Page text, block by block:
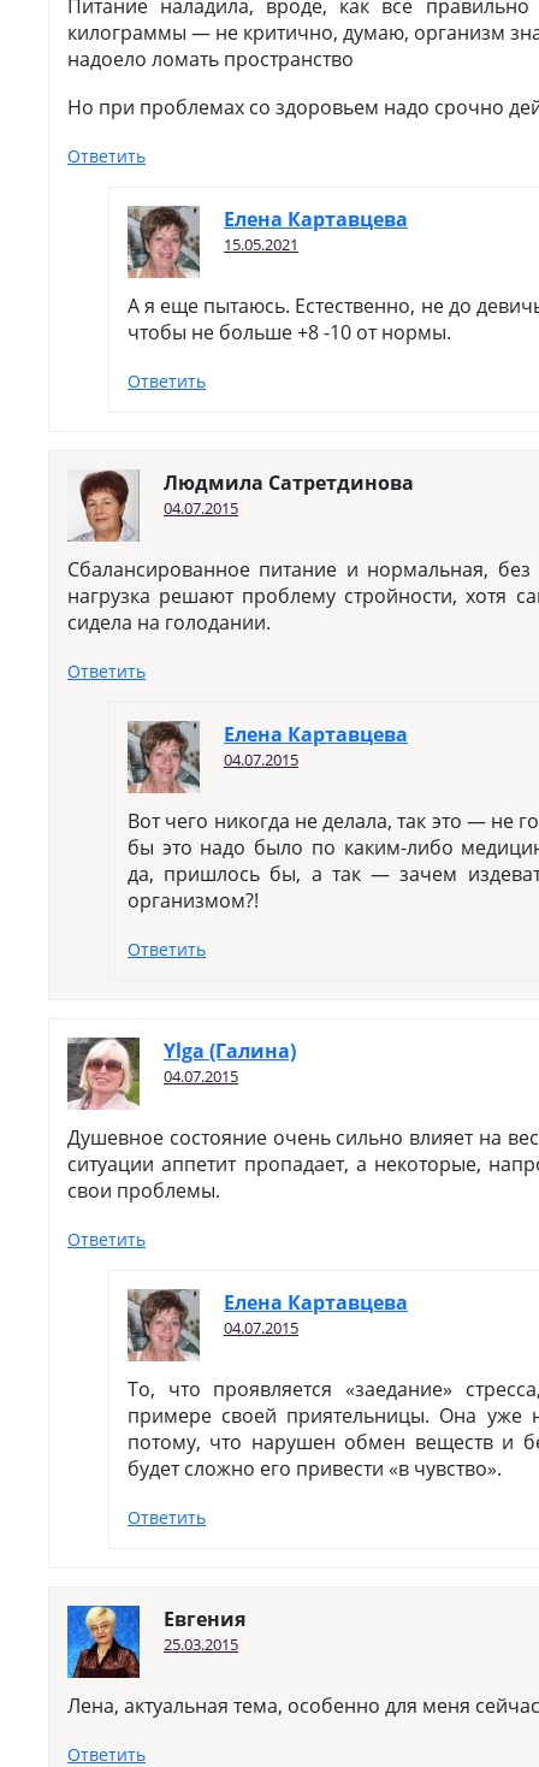
Питание наладила, вроде, как все
килограммы — не критично, думаю, организм
надоело ломать пространство
Но при проблемах со здоровьем надо срочно
Ответить
Елена Картавцева
15.05.2021
А я еще пытаюсь. Естественно, не до
чтобы не больше +8 -10 от нормы.
Ответить
Людмила Сатретдинова
04.07.2015
Сбалансированное питание и нормальная, без
нагрузка решают проблему стройности, хотя
сидела на голодании.
Ответить
Елена Картавцева
04.07.2015
Вот чего никогда не делала, так это — не
бы это надо было по каким-либо
да, пришлось бы, а так — зачем
организмом?!
Ответить
Ylga (Галина)
04.07.2015
Душевное состояние очень сильно влияет на
ситуации аппетит пропадает, а некоторые,
свои проблемы.
Ответить
Елена Картавцева
04.07.2015
То, что проявляется «заедание»
примере своей приятельницы. Она уже
потому, что нарушен обмен веществ и
будет сложно его привести «в чувство».
Ответить
Евгения
25.03.2015
Лена, актуальная тема, особенно для меня
Ответить